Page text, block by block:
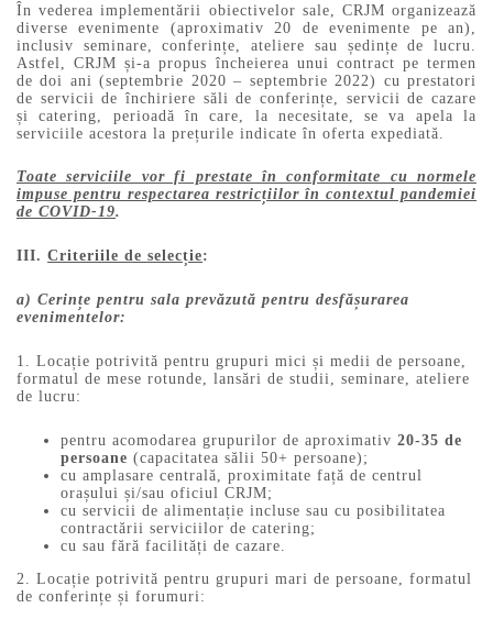
În vederea implementării obiectivelor sale, CRJM organizează
diverse evenimente (aproximativ 20 de evenimente pe an),
inclusiv seminare, conferințe, ateliere sau ședințe de lucru.
Astfel, CRJM și-a propus încheierea unui contract pe termen
de doi ani (septembrie 2020 – septembrie 2022) cu prestatori
de servicii de închiriere săli de conferințe, servicii de cazare
și catering, perioadă în care, la necesitate, se va apela la
serviciile acestora la prețurile indicate în oferta expediată.
Toate serviciile vor fi prestate în conformitate cu normele
impuse pentru respectarea restricțiilor în contextul pandemiei
de COVID-19.
III. Criteriile de selecție:
a) Cerințe pentru sala prevăzută pentru desfășurarea
evenimentelor:
1. Locație potrivită pentru grupuri mici și medii de persoane,
formatul de mese rotunde, lansări de studii, seminare, ateliere
de lucru:
pentru acomodarea grupurilor de aproximativ 20-35 de
persoane (capacitatea sălii 50+ persoane);
cu amplasare centrală, proximitate față de centrul
orașului și/sau oficiul CRJM;
cu servicii de alimentație incluse sau cu posibilitatea
contractării serviciilor de catering;
cu sau fără facilități de cazare.
2. Locație potrivită pentru grupuri mari de persoane, formatul
de conferințe și forumuri: